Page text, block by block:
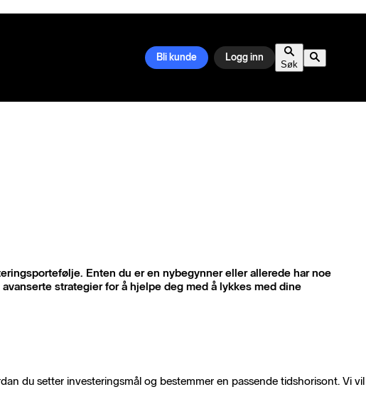
Bli kunde Logg inn
Søk
Enten du er en nybegynner eller allerede har noe
strategier for å hjelpe deg med å lykkes med dine
du setter investeringsmål og bestemmer en passende tidshorisont. Vi vil